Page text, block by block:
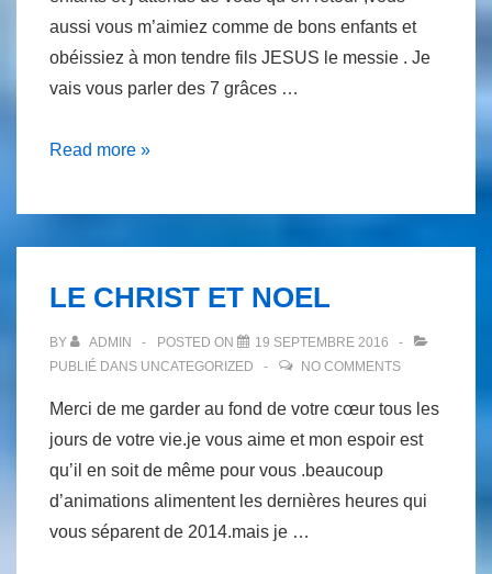
aussi vous m’aimiez comme de bons enfants et
obéissiez à mon tendre fils JESUS le messie . Je
vais vous parler des 7 grâces …
LA
MÈRE
SES
ENFANTS
Read more »
LE CHRIST ET NOEL
BY ADMIN POSTED ON
19 SEPTEMBRE 2016
PUBLIÉ DANS UNCATEGORIZED NO COMMENTS
Merci de me garder au fond de votre cœur tous les
jours de votre vie.je vous aime et mon espoir est
qu’il en soit de même pour vous .beaucoup
d’animations alimentent les dernières heures qui
vous séparent de 2014.mais je …